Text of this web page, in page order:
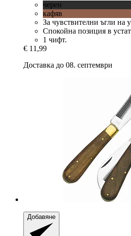
черен
кафяв
За чувствителни ъгли на
Спокойна позиция в
1 чифт.
€ 11,99
Доставка до 08. септември
Добавяне